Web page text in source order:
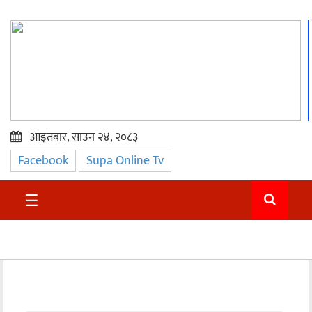
प्रमुख
समाचार
सुदुर
आइतबार, साउन २४, २०८३
Facebook Supa Online Tv
☰